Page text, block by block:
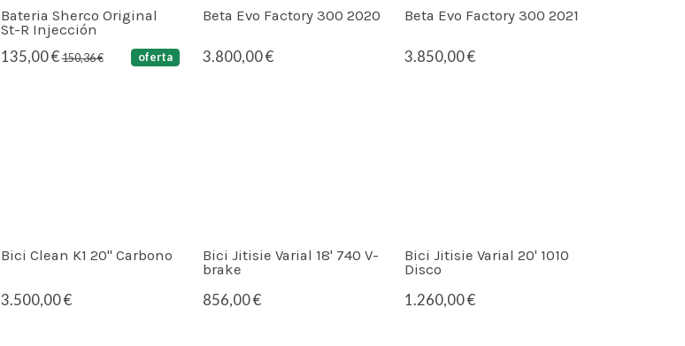
Bateria Sherco Original
St-R Injección
135,00 €150,36 € oferta
Beta Evo Factory 300 2020
3.800,00 €
Beta Evo Factory 300 2021
3.850,00 €
Bici Clean K1 20" Carbono
3.500,00 €
Bici Jitisie Varial 18' 740 V-
brake
856,00 €
Bici Jitisie Varial 20' 1010
Disco
1.260,00 €